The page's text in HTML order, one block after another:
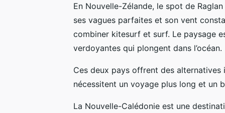
En Nouvelle-Zélande, le spot de
ses vagues parfaites et son vent
combiner kitesurf et surf. Le paysage
verdoyantes qui plongent dans l’océan.
Ces deux pays offrent des alternatives
nécessitent un voyage plus long et un
La Nouvelle-Calédonie est une